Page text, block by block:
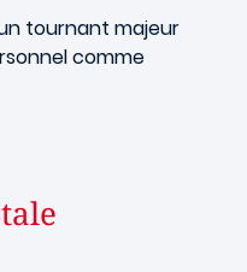
tournant majeur
comme